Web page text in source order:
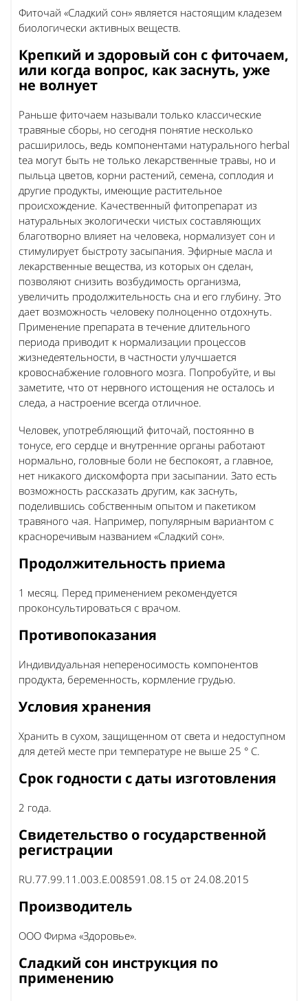
Фиточай «Сладкий сон» является настоящим кладезем
биологически активных веществ.
Крепкий и здоровый сон с фиточаем,
или когда вопрос, как заснуть, уже
не волнует
Раньше фиточаем называли только классические
травяные сборы, но сегодня понятие несколько
расширилось, ведь компонентами натурального herbal
tea могут быть не только лекарственные травы, но и
пыльца цветов, корни растений, семена, соплодия и
другие продукты, имеющие растительное
происхождение. Качественный фитопрепарат из
натуральных экологически чистых составляющих
благотворно влияет на человека, нормализует сон и
стимулирует быстроту засыпания. Эфирные масла и
лекарственные вещества, из которых он сделан,
позволяют снизить возбудимость организма,
увеличить продолжительность сна и его глубину. Это
дает возможность человеку полноценно отдохнуть.
Применение препарата в течение длительного
периода приводит к нормализации процессов
жизнедеятельности, в частности улучшается
кровоснабжение головного мозга. Попробуйте, и вы
заметите, что от нервного истощения не осталось и
следа, а настроение всегда отличное.
Человек, употребляющий фиточай, постоянно в
тонусе, его сердце и внутренние органы работают
нормально, головные боли не беспокоят, а главное,
нет никакого дискомфорта при засыпании. Зато есть
возможность рассказать другим, как заснуть,
поделившись собственным опытом и пакетиком
травяного чая. Например, популярным вариантом с
красноречивым названием «Сладкий сон».
Продолжительность приема
1 месяц. Перед применением рекомендуется
проконсультироваться с врачом.
Противопоказания
Индивидуальная непереносимость компонентов
продукта, беременность, кормление грудью.
Условия хранения
Хранить в сухом, защищенном от света и недоступном
для детей месте при температуре не выше 25 ° С.
Срок годности с даты изготовления
2 года.
Свидетельство о государственной
регистрации
RU.77.99.11.003.Е.008591.08.15 от 24.08.2015
Производитель
ООО Фирма «Здоровье».
Сладкий сон инструкция по
применению